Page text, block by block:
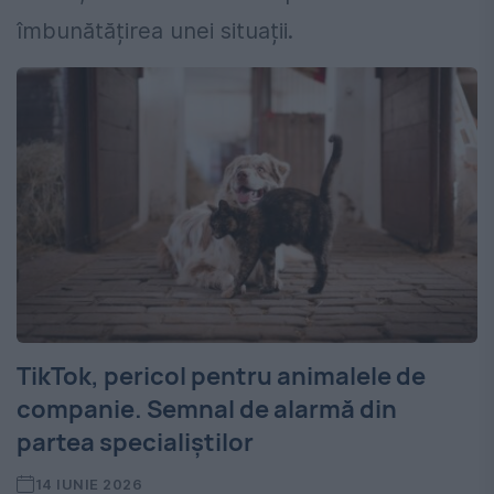
îmbunătățirea unei situații.
TikTok, pericol pentru animalele de
companie. Semnal de alarmă din
partea specialiștilor
14 IUNIE 2026